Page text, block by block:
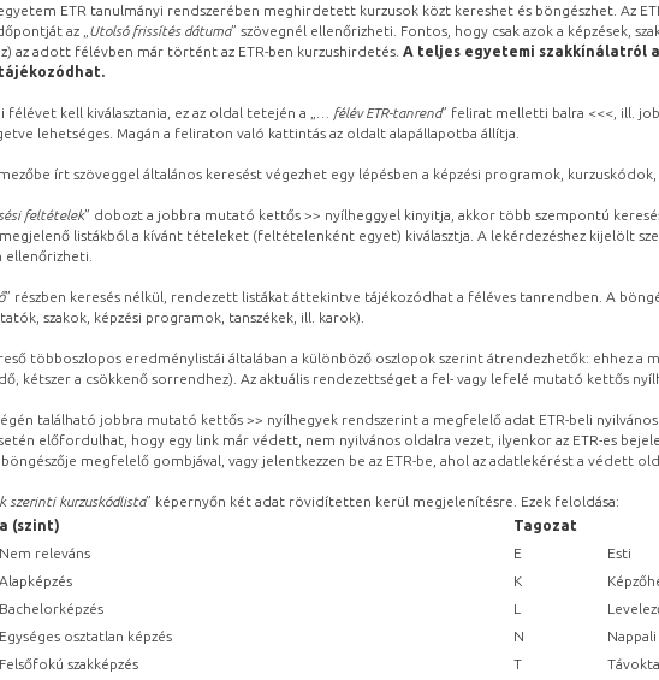
ETR tanulmányi rendszerében meghirdetett kurzusok közt kereshet és böngészhet. Az
az „ Utolsó frissítés dátuma” szövegnél ellenőrizheti. Fontos, hogy csak azok a képzések,
az adott félévben már történt az ETR-ben kurzushirdetés. A teljes egyetemi szakkínálatról a
tájékozódhat.
félévet kell kiválasztania, ez az oldal tetején a „ … félév ETR-tanrend” felirat melletti balra <<<, ill.
lehetséges. Magán a feliraton való kattintás az oldalt alapállapotba állítja.
írt szöveggel általános keresést végezhet egy lépésben a képzési programok,
feltételek” dobozt a jobbra mutató kettős >> nyílheggyel kinyitja, akkor több szempontú
listákból a kívánt tételeket (feltételenként egyet) kiválasztja. A lekérdezéshez kijelölt
ellenőrizheti.
” részben keresés nélkül, rendezett listákat áttekintve tájékozódhat a féléves tanrendben. A
szakok, képzési programok, tanszékek, ill. karok).
többoszlopos eredménylistái általában a különböző oszlopok szerint átrendezhetők: ehhez a
kétszer a csökkenő sorrendhez). Az aktuális rendezettséget a fel- vagy lefelé mutató kettős
található jobbra mutató kettős >> nyílhegyek rendszerint a megfelelő adat ETR-beli
előfordulhat, hogy egy link már védett, nem nyilvános oldalra vezet, ilyenkor az ETR-es
böngészője megfelelő gombjával, vagy jelentkezzen be az ETR-be, ahol az adatlekérést a védett
szerinti kurzuskódlista” képernyőn két adat rövidítetten kerül megjelenítésre. Ezek feloldása:
(szint)
Tagozat
Nem releváns E
Esti
Alapképzés K
Bachelorképzés L
Egységes osztatlan képzés N
Nappali
Felsőfokú szakképzés T